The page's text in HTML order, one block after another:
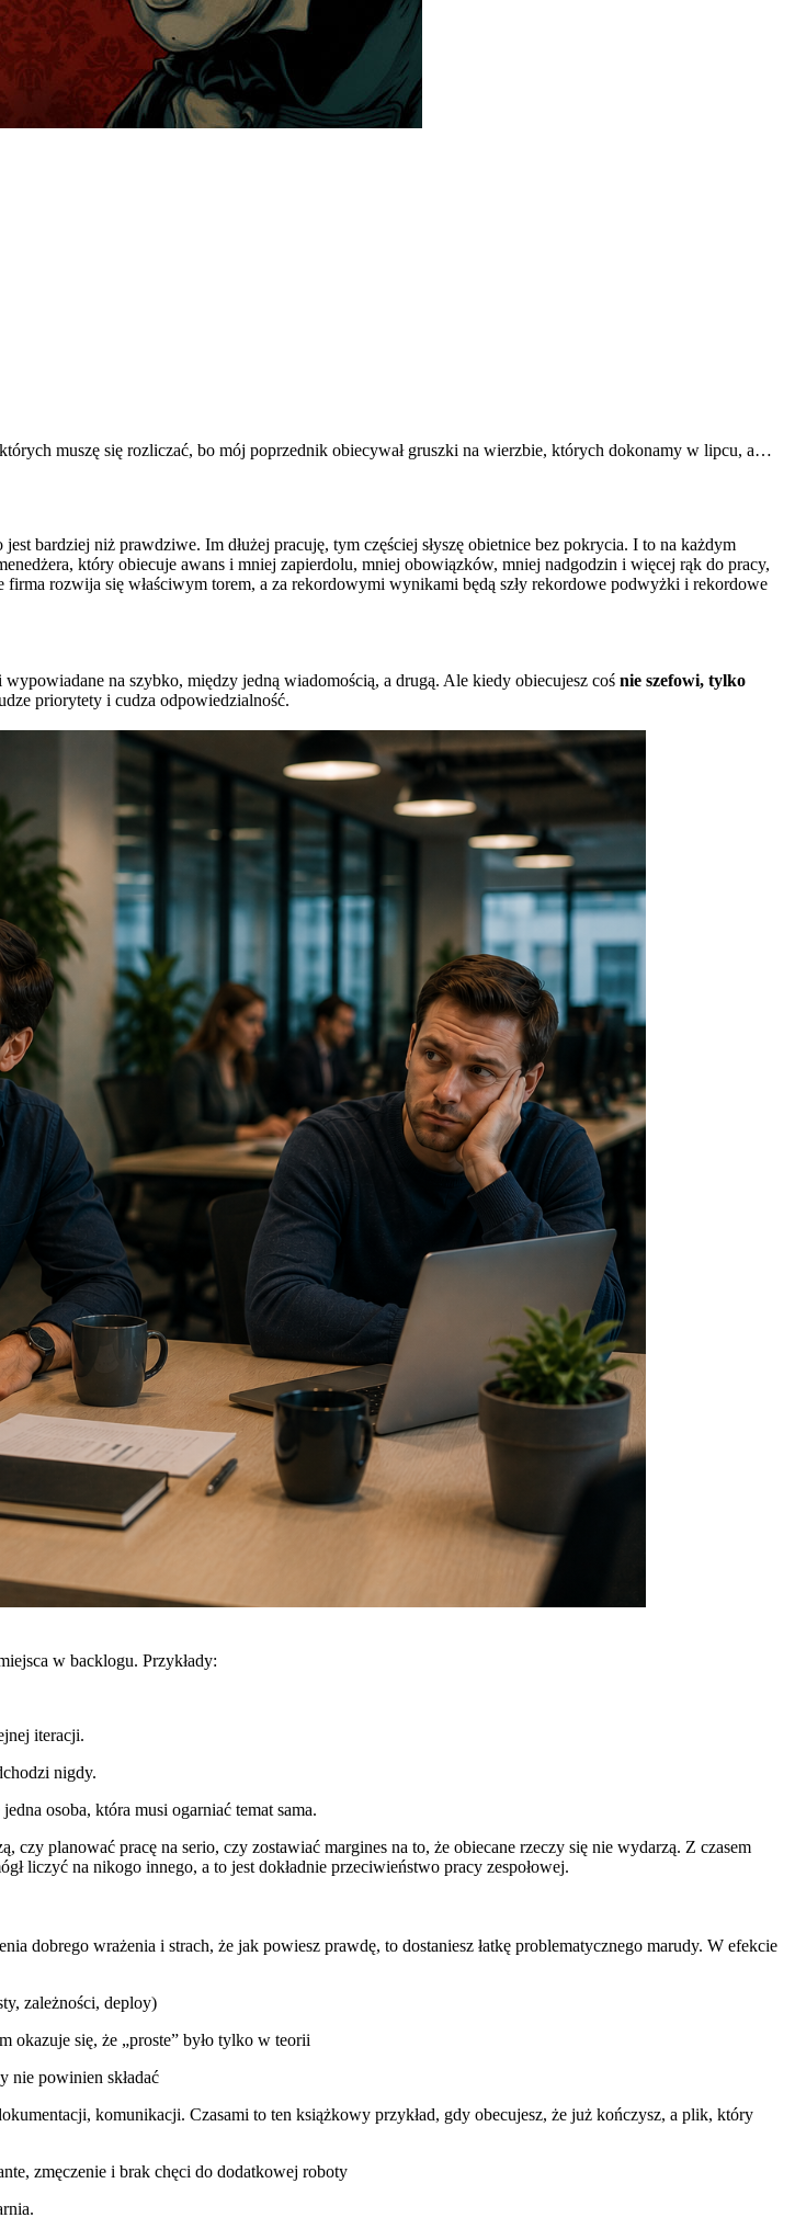
muszę się rozliczać, bo mój poprzednik obiecywał gruszki na wierzbie, których dokonamy w lipcu, a…
bardziej niż prawdziwe. Im dłużej pracuję, tym częściej słyszę obietnice bez pokrycia. I to na każdym
który obiecuje awans i mniej zapierdolu, mniej obowiązków, mniej nadgodzin i więcej rąk do pracy,
rozwija się właściwym torem, a za rekordowymi wynikami będą szły rekordowe podwyżki i rekordowe
na szybko, między jedną wiadomością, a drugą. Ale kiedy obiecujesz coś nie szefowi, tylko
priorytety i cudza odpowiedzialność.
w backlogu. Przykłady:
iteracji.
nigdy.
osoba, która musi ogarniać temat sama.
czy planować pracę na serio, czy zostawiać margines na to, że obiecane rzeczy się nie wydarzą. Z czasem
liczyć na nikogo innego, a to jest dokładnie przeciwieństwo pracy zespołowej.
dobrego wrażenia i strach, że jak powiesz prawdę, to dostaniesz łatkę problematycznego marudy. W efekcie
zależności, deploy)
okazuje się, że „proste” było tylko w teorii
nie powinien składać
komunikacji. Czasami to ten książkowy przykład, gdy obecujesz, że już kończysz, a plik, który
zmęczenie i brak chęci do dodatkowej roboty